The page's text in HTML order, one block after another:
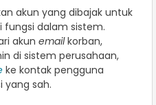
akun yang dibajak untuk
dalam sistem.
akun emailkorban,
di sistem perusahaan,
ke kontak pengguna
yang sah.